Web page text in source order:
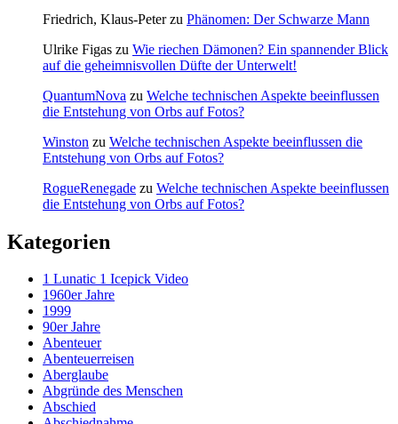
Friedrich, Klaus-Peterzu Phänomen: Der Schwarze Mann
Ulrike Figas zu Wie riechen Dämonen? Ein spannender Blick
auf die geheimnisvollen Düfte der Unterwelt!
QuantumNova zu Welche technischen Aspekte beeinflussen
die Entstehung von Orbs auf Fotos?
Winston zu Welche technischen Aspekte beeinflussen die
Entstehung von Orbs auf Fotos?
RogueRenegade zu Welche technischen Aspekte beeinflussen
die Entstehung von Orbs auf Fotos?
Kategorien
1 Lunatic 1 Icepick Video
1960er Jahre
1999
90er Jahre
Abenteuer
Abenteuerreisen
Aberglaube
Abgründe des Menschen
Abschied